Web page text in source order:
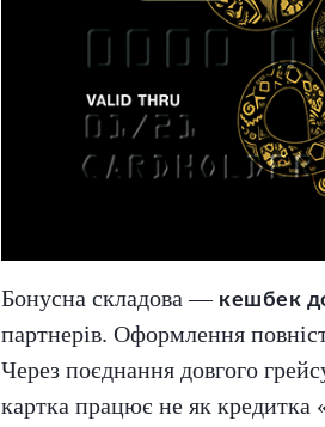
Бонусна складова — кешбек
партнерів. Оформлення
Через поєднання довгого
картка працює не як кредитка